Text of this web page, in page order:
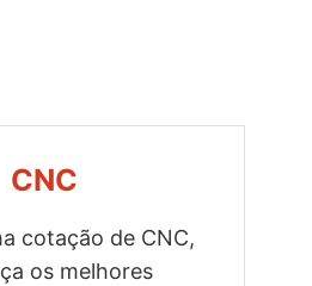
CNC
cotação de CNC,
os melhores